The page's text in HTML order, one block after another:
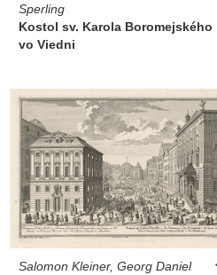
Sperling
Kostol sv. Karola Boromejského
vo Viedni
Salomon Kleiner, Georg Daniel